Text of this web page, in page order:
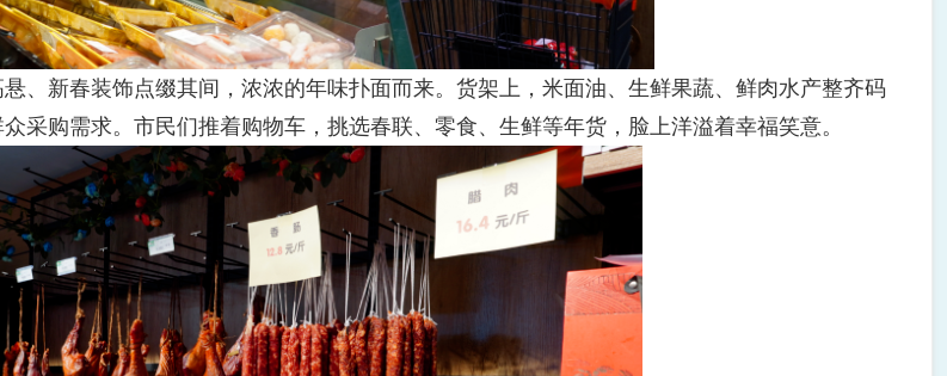
新春装饰点缀其间，浓浓的年味扑面而来。货架上，米面油、生鲜果蔬、鲜肉水产整齐码
采购需求。市民们推着购物车，挑选春联、零食、生鲜等年货，脸上洋溢着幸福笑意。